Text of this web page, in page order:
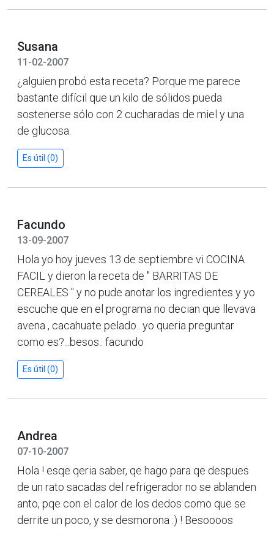
Susana
11-02-2007
¿alguien probó esta receta? Porque me parece
bastante difícil que un kilo de sólidos pueda
sostenerse sólo con 2 cucharadas de miel y una
de glucosa.
Es útil (0)
Facundo
13-09-2007
Hola yo hoy jueves 13 de septiembre vi COCINA
FACIL y dieron la receta de " BARRITAS DE
CEREALES " y no pude anotar los ingredientes y yo
escuche que en el programa no decian que llevava
avena , cacahuate pelado.. yo queria preguntar
como es?...besos.. facundo
Es útil (0)
Andrea
07-10-2007
Hola ! esqe qeria saber, qe hago para qe despues
de un rato sacadas del refrigerador no se ablanden
anto, pqe con el calor de los dedos como que se
derrite un poco, y se desmorona :) ! Besoooos